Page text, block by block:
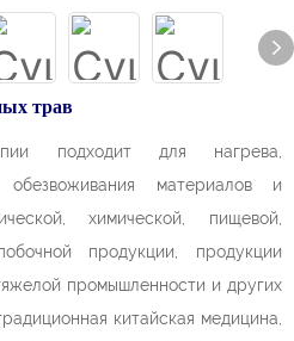
трав
подходит для нагрева,
материалов и
химической, пищевой,
продукции, продукции
промышленности и других
китайская медицина,